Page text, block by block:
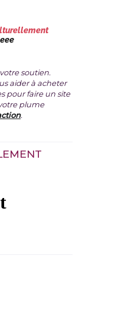
soutien.
aider à acheter
pour faire un site
plume
.